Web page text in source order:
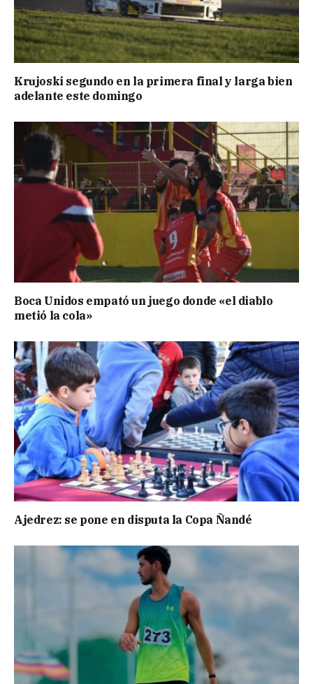
Krujoski segundo en la primera final y larga bien
adelante este domingo
Boca Unidos empató un juego donde «el diablo
metió la cola»
Ajedrez: se pone en disputa la Copa Ñandé